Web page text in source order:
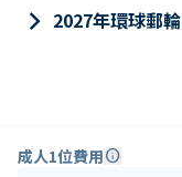
keyboard_arrow_right 2027年環球郵輪
成人1位費用info